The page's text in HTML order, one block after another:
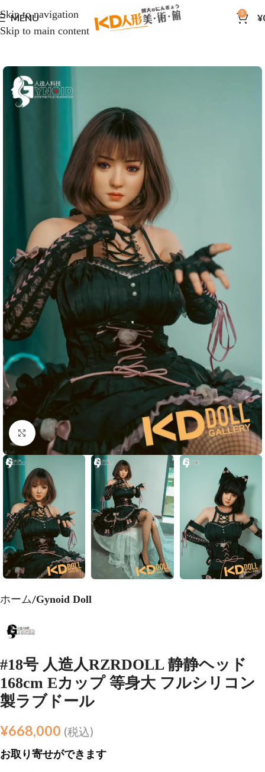
Skip to navigation
Skip to main content
MENU 0 ¥
Click to enlarge
ホーム Gynoid Doll
#18号 人造人RZRDOLL 静静ヘッド
168cm Eカップ 等身大 フルシリコン
製ラブドール
¥668,000 (税込)
お取り寄せができます